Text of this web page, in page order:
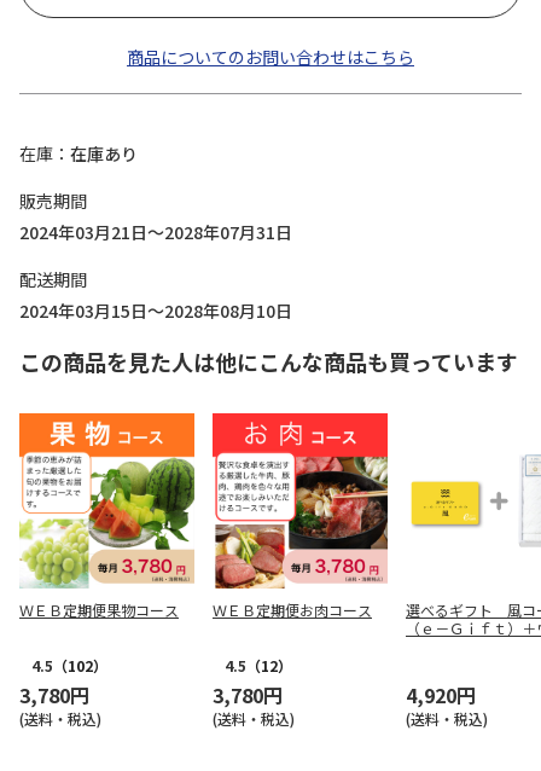
商品についてのお問い合わせはこちら
在庫
在庫あり
販売期間
2024年03月21日～2028年07月31日
配送期間
2024年03月15日～2028年08月10日
この商品を見た人は他にこんな商品も買っています
ＷＥＢ定期便果物コース
4.5 （102）
3,780円
(送料・税込)
ＷＥＢ定期便お肉コース
4.5 （12）
3,780円
(送料・税込)
選べるギフト 風コ
（ｅ－Ｇｉｆｔ）
4,920円
(送料・税込)